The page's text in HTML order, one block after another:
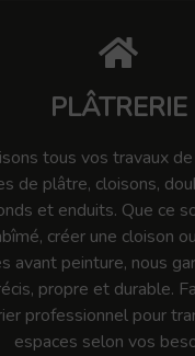
PLÂTRERIE
tous vos travaux
de plâtre, cloisons,
et enduits. Que ce
créer une cloison
avant peinture, nous
propre et durable.
professionnel pour
espaces selon vos